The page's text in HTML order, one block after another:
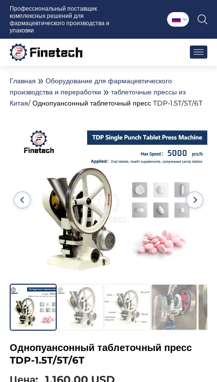
Перейти
содержимому
Профессиональный поставщик
комплексных решений для
фармацевтического производства и
упаковки
Главная
Оборудование для фармацевтического
производства и переработки
таблеточные прессы из
Китая/ Однопуансонный таблеточный пресс TDP-1.5T/5T/6T
Однопуансонный таблеточный пресс
TDP-1.5T/5T/6T